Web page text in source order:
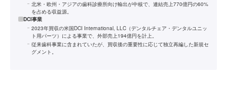
北米・欧州・アジアの歯科診療所向け輸出が中核で、連結売上770億円の60%
を占める収益源。
DCI事業
2023年買収の米国DCI International, LLC（デンタルチェア・デンタルユニッ
ト用パーツ）による事業で、外部売上194億円を計上。
従来歯科事業に含まれていたが、買収後の重要性に応じて独立再編した新規セ
グメント。